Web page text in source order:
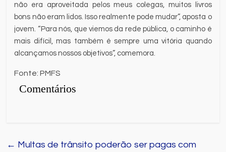
não era aproveitada pelos meus colegas, muitos livros
bons não eram lidos. Isso realmente pode mudar”, aposta o
jovem. “Para nós, que viemos da rede pública, o caminho é
mais difícil, mas também é sempre uma vitória quando
alcançamos nossos objetivos”, comemora.
Fonte: PMFS
Comentários
← Multas de trânsito poderão ser pagas com